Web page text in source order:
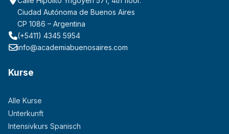
Ciudad Autónoma de Buenos Aires
CP 1086 – Argentina
(+5411) 4345 5954
info@academiabuenosaires.com
Kurse
Alle Kurse
Unterkunft
Intensivkurs Spanisch